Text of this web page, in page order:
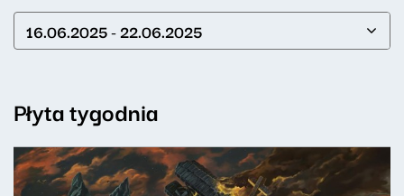
16.06.2025 - 22.06.2025
Płyta tygodnia